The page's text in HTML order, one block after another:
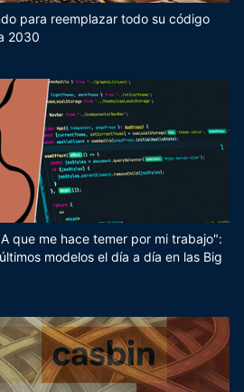
para reemplazar todo su código
2030
que me hace temer por mi trabajo":
modelos el día a día en las Big